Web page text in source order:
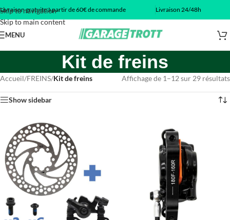
Skip to navigation
Skip to main content
Livraison gratuite à partir de 60€ de commande Livraison 24/48h
MENU
Kit de freins
Accueil/FREINS/Kit de freins Affichage de 1–12 sur 29 résultats
Show sidebar